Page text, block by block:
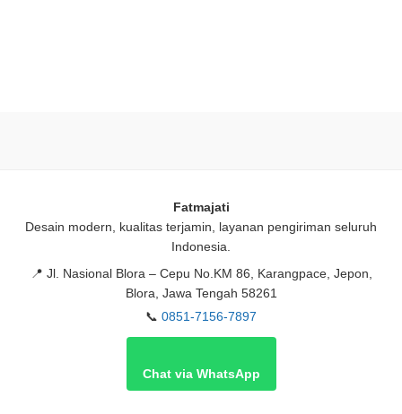
Fatmajati
Desain modern, kualitas terjamin, layanan pengiriman seluruh
Indonesia.
📍 Jl. Nasional Blora – Cepu No.KM 86, Karangpace, Jepon,
Blora, Jawa Tengah 58261
📞 0851-7156-7897
Chat via WhatsApp